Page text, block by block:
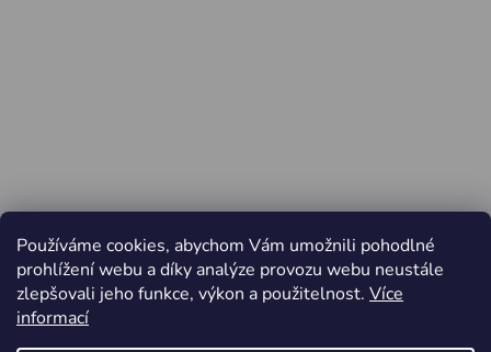
Používáme cookies, abychom Vám umožnili pohodlné
prohlížení webu a díky analýze provozu webu neustále
zlepšovali jeho funkce, výkon a použitelnost. Více
informací